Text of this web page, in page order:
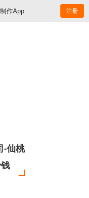
作App 注册
-仙桃